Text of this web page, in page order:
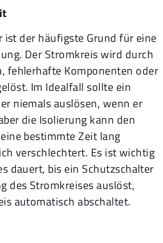
ist der häufigste Grund für eine
Der Stromkreis wird durch
fehlerhafte Komponenten oder
Im Idealfall sollte ein
niemals auslösen, wenn er
die Isolierung kann den
bestimmte Zeit lang
verschlechtert. Es ist wichtig
dauert, bis ein Schutzschalter
des Stromkreises auslöst,
automatisch abschaltet.